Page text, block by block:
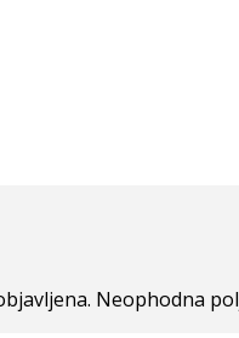
Neophodna